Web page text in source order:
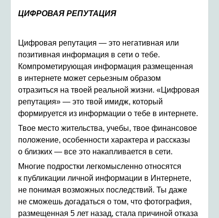
ЦИФРОВАЯ РЕПУТАЦИЯ
Цифровая репутация — это негативная или
позитивная информация в сети о тебе.
Компрометирующая информация размещенная
в интернете может серьезным образом
отразиться на твоей реальной жизни. «Цифровая
репутация» — это твой имидж, который
формируется из информации о тебе в интернете.
Твое место жительства, учебы, твое финансовое
положение, особенности характера и рассказы
о близких — все это накапливается в сети.
Многие подростки легкомысленно относятся
к публикации личной информации в Интернете,
не понимая возможных последствий. Ты даже
не сможешь догадаться о том, что фотография,
размещенная 5 лет назад, стала причиной отказа